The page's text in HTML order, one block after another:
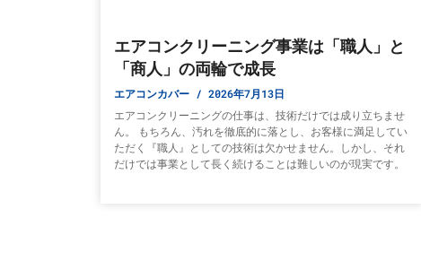
エアコンクリーニング事業は「職人」と
「商人」の両輪で成長
エアコンカバー 2026年7月13日
エアコンクリーニングの仕事は、技術だけでは成り立ちませ
ん。 もちろん、汚れを徹底的に落とし、お客様に満足してい
ただく『職人』としての技術は欠かせません。しかし、それ
だけでは事業として長く続けることは難しいのが現実です。